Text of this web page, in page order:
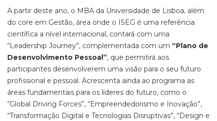
A partir deste ano, o MBA da Universidade de Lisboa, além
do core em Gestão, área onde o ISEG é uma referência
científica a nível internacional, contará com uma
“Leadership Journey”, complementada com um “Plano de
Desenvolvimento Pessoal”, que permitirá aos
participantes desenvolverem uma visão para o seu futuro
profissional e pessoal. Acrescenta ainda ao programa as
áreas fundamentais para os líderes do futuro, como o
“Global Driving Forces”, “Empreendedorismo e Inovação”,
“Transformação Digital e Tecnologias Disruptivas”, “Design e